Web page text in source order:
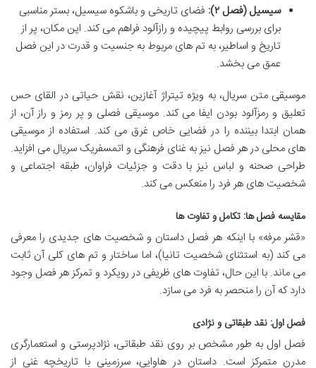
سیسیل (فصل ۲):
فضای تاریخی و باشکوه سیسیل، بستر مناسبی
برای بررسی روابط پیچیده و رازآلود فراهم می کند. این مکان، پر از
تاریخ و اساطیر، به تم های مربوط به جنسیت و قدرت در این فصل
عمق می بخشد.
موسیقی متن سریال، به ویژه تیتراژ آغازین، نقش حیاتی در القای حس
تعلیق و رمزآلود بودن ایفا می کند. موسیقی فصلی و پر رمز و راز آن، از
همان ابتدا بیننده را در فضایی خاص غرق می کند. استفاده از موسیقی
های محلی در هر فصل نیز به غنای فرهنگی و اتمسفریک سریال می افزاید.
طراحی صحنه و لباس نیز با دقت و جزئیات فراوان، طبقه اجتماعی و
شخصیت های هر فرد را منعکس می کند.
مقایسه فصل ها: تکامل و تفاوت ها
«قشر مرفه» با اینکه هر فصل داستان و شخصیت های جدیدی را معرفی
می کند (به استثنای شخصیت تانیا)، اما ساختار و تم های کلی آن ثابت
می ماند. با این حال، تفاوت های ظریفی در رویکرد و تمرکز هر فصل وجود
دارد که آن را منحصر به فرد می سازد.
فصل اول: نقد طبقاتی و نژادی
فصل اول به طور مشخص بر روی نقد طبقاتی، نژادپرستی و استعمارگری
مدرن متمرکز است. داستان در هاوایی، سرزمینی با تاریخچه غنی از